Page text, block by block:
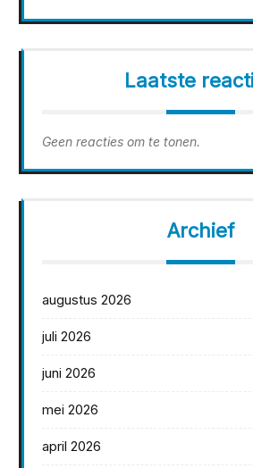
Laatste
Geen reacties om te tonen.
Archief
augustus 2026
juli 2026
juni 2026
mei 2026
april 2026